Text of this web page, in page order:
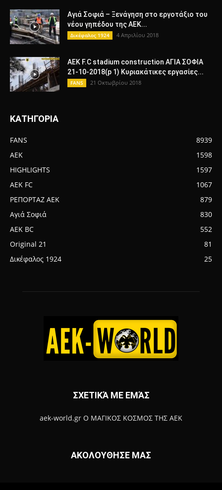
Αγιά Σοφιά – Ξενάγηση στο εργοτάξιο του
νέου γηπέδου της ΑΕΚ...
Δικέφαλος 1924 4 Απριλίου 2018
AEK F.C stadium construction ΑΓΙΑ ΣΟΦΙΑ
21-10-2018(p 1) Κυριακάτικες εργασίες...
FANS 21 Οκτωβρίου 2018
ΚΑΤΗΓΟΡΙΑ
FANS
8939
AEK
1598
HIGHLIGHTS
1597
AEK FC
1067
ΡΕΠΟΡΤΑΖ ΑΕΚ
879
Αγιά Σοφιά
830
AEK BC
552
Original 21
81
Δικέφαλος 1924
25
ΣΧΕΤΙΚΆ ΜΕ ΕΜΆΣ
aek-world.gr Ο ΜΑΓΙΚΟΣ ΚΟΣΜΟΣ ΤΗΣ ΑΕΚ
ΑΚΟΛΟΥΘΗΣΕ ΜΑΣ